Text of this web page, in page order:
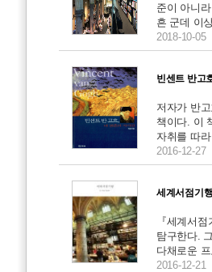
준이 아니
흔 군데 이
2018-10-05
빈센트 반고
저자가 반
책이다. 이
자취를 따
2016-12-27
세계서점기
『세계서
탐구한다.
다채로운
2016-12-21